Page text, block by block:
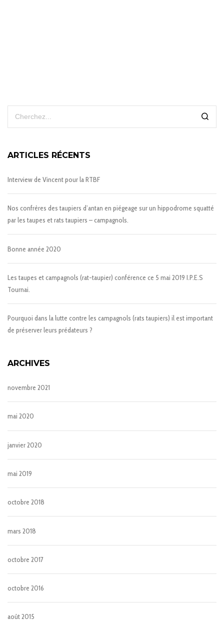
ARTICLES RÉCENTS
Interview de Vincent pour la RTBF
Nos confrères des taupiers d’antan en piégeage sur un hippodrome squatté
par les taupes et rats taupiers – campagnols.
Bonne année 2020
Les taupes et campagnols (rat-taupier) conférence ce 5 mai 2019 I.P.E.S
Tournai.
Pourquoi dans la lutte contre les campagnols (rats taupiers) il est important
de préserver leurs prédateurs ?
ARCHIVES
novembre 2021
mai 2020
janvier 2020
mai 2019
octobre 2018
mars 2018
octobre 2017
octobre 2016
août 2015